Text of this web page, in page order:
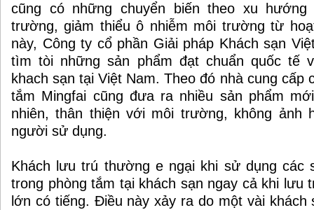
cũng có những chuyển biến theo xu
trường, giảm thiểu ô nhiễm môi trường từ
này, Công ty cổ phần Giải pháp Khách sạn
tìm tòi những sản phẩm đạt chuẩn quốc tế
khach sạn tại Việt Nam. Theo đó nhà cung cấp
tắm Mingfai cũng đưa ra nhiều sản phẩm
nhiên, thân thiện với môi trường, không ảnh
người sử dụng.
Khách lưu trú thường e ngại khi sử dụng các
trong phòng tắm tại khách sạn ngay cả khi lưu
lớn có tiếng. Điều này xảy ra do một vài khách